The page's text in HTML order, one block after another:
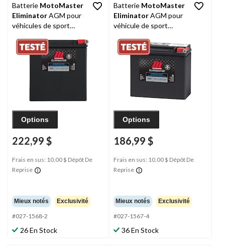
Batterie MotoMaster
EliminatorAGM pour
véhicules de sport
usine, ETX30LA
Options
222,99 $
Frais en sus: 10,00 $ Dépôt De
Reprise
Mieux notés Exclusivité
#027-1568-2
26 En Stock
Batterie MotoMaster
EliminatorAGM pour
véhicule de sport
usine, ETX20L
Options
186,99 $
Frais en sus: 10,00 $ Dépôt De
Reprise
Mieux notés Exclusivité
#027-1567-4
36 En Stock